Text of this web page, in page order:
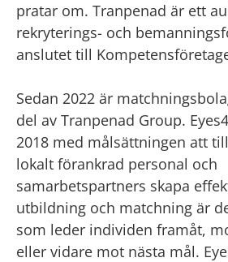
pratar om. Tranpenad är ett
rekryterings- och
anslutet till
Sedan 2022 är
del av Tranpenad Group.
2018 med målsättningen att
lokalt förankrad personal och
samarbetspartners skapa
utbildning och matchning är
som leder individen framåt,
eller vidare mot nästa mål.